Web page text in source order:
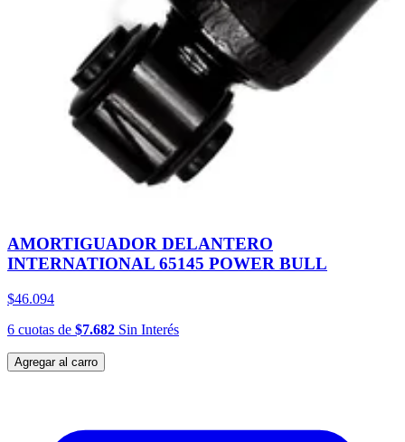
AMORTIGUADOR DELANTERO
INTERNATIONAL 65145 POWER BULL
$46.094
6 cuotas de $7.682 Sin Interés
Agregar al carro